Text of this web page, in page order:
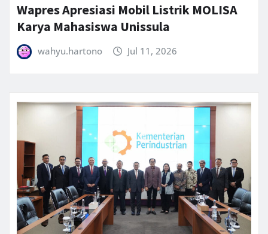
Wapres Apresiasi Mobil Listrik MOLISA
Karya Mahasiswa Unissula
wahyu.hartono Jul 11, 2026